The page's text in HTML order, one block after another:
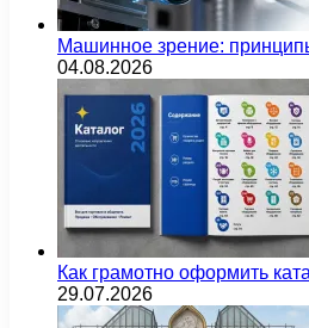
Машинное зрение:
04.08.2026
Как грамотно оформить
29.07.2026